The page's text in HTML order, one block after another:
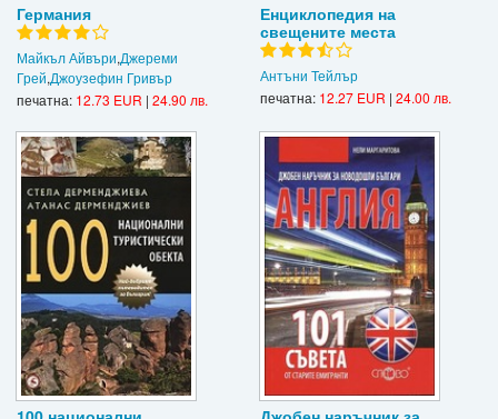
Германия
Майкъл Айвъри,Джереми
Грей,Джоузефин Гривър
печатна: 12.73 EUR | 24.90 лв.
Енциклопедия на
свещените места
Антъни Тейлър
печатна: 12.27 EUR | 24.00 лв.